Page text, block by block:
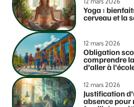
Yoga :
cerveau et la
12 mars 2026
Obligation
comprendre
d’aller à
12 mars 2026
Justification
absence pour